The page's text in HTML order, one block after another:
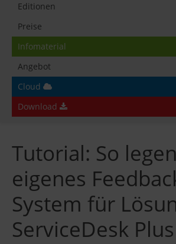
Editionen
Preise
Infomaterial
Angebot
Cloud
Download
Tutorial: So
eigenes
System für
ServiceDesk